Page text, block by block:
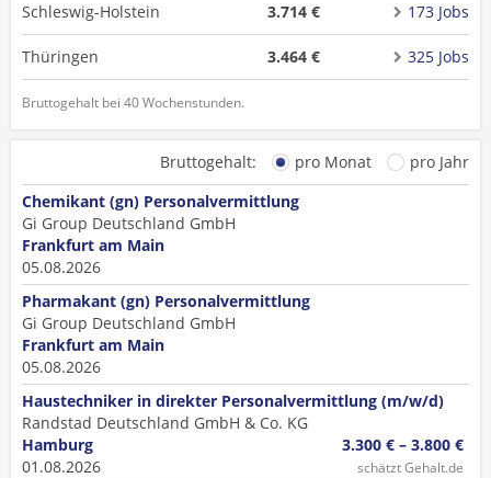
Schleswig-Holstein 3.714 € 173 Jobs
Thüringen 3.464 € 325 Jobs
Bruttogehalt bei 40 Wochenstunden.
Bruttogehalt: pro Monat
pro Jahr
Chemikant (gn) Personalvermittlung
Gi Group Deutschland GmbH
Frankfurt am Main
05.08.2026
Pharmakant (gn) Personalvermittlung
Gi Group Deutschland GmbH
Frankfurt am Main
05.08.2026
Haustechniker in direkter Personalvermittlung (m/w/d)
Randstad Deutschland GmbH & Co. KG
Hamburg
01.08.2026
3.300 € – 3.800 €
schätzt Gehalt.de